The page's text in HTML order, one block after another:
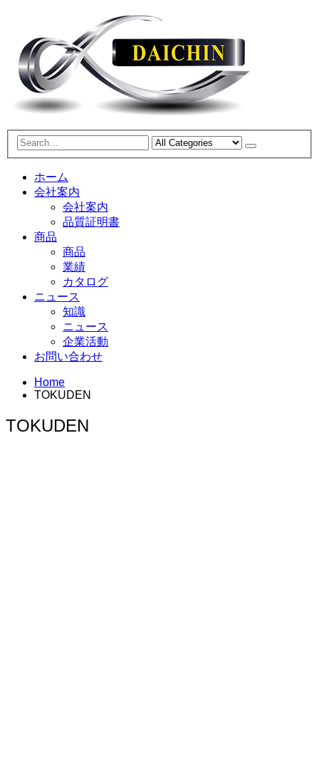
ホーム
会社案内
会社案内
品質証明書
商品
商品
業績
カタログ
ニュース
知識
ニュース
企業活動
お問い合わせ
Home
TOKUDEN
TOKUDEN